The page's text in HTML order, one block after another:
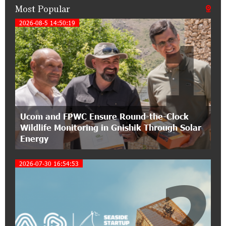
17:31:55 8-07-2026
Idram is the general partner of the "Towards
Conscious Parenting 2026" annual conference
12:40:22 8-07-2026
Polytechnic University Graduation Ceremony
Held with the Support of Unibank
17:10:45 7-07-2026
Converse Bank Completes the Placement of
EBRD Bonds
From Financial Adventures to Great Victories:
16:43:06 6-07-2026
Most Popular
2026-08-5 14:50:19
Ucom and FPWC Ensure Round-the-Clock
Wildlife Monitoring in Gnishik Through Solar
Energy
1
2026-07-30 16:54:53